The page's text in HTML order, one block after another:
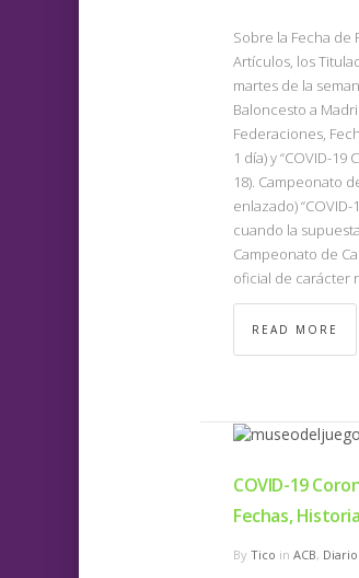
Sobre la Fecha de
Artículos, los
martes de la
Baloncesto a
Federaciones,
1 día) y “COVID-
18). Campeonato
enlazado)
cuando la
Campeonato de
oficial de carácter
READ MORE
COVID-19
Fechas,
By Tico in ACB,